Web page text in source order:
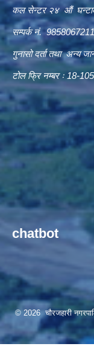
कल सेन्टर २४ औं
सम्पर्क नं. 9858067211
गुनासो दर्ता तथा अन्य
टोल फ्रि नम्बर ः 18-
chatbot
© 2026 चौरजहारी